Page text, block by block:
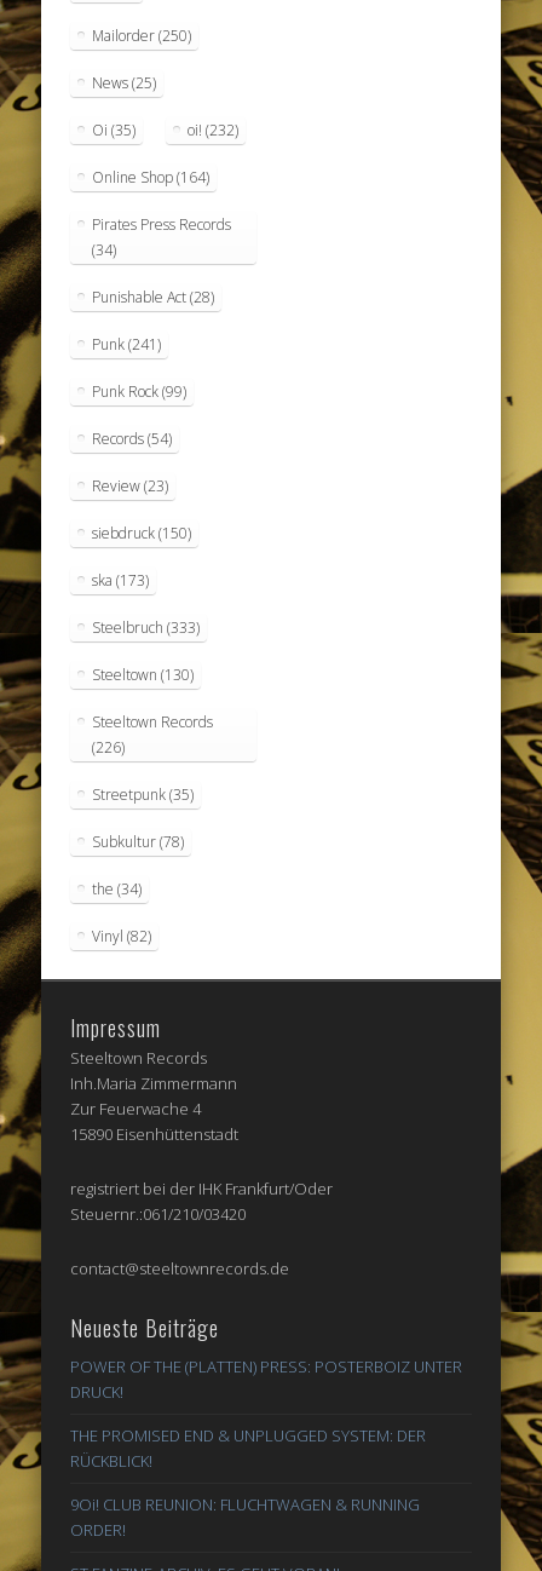
Mailorder(250)
News(25)
Oi (35) oi! (232)
Online Shop(164)
Pirates Press Records
(34)
Punishable Act(28)
Punk(241)
Punk Rock(99)
Records(54)
Review(23)
siebdruck(150)
ska (173)
Steelbruch (333)
Steeltown (130)
Steeltown Records
(226)
Streetpunk(35)
Subkultur(78)
the (34)
Vinyl (82)
Impressum
Steeltown Records
Inh.Maria Zimmermann
Zur Feuerwache 4
15890 Eisenhüttenstadt
registriert bei der IHK Frankfurt/Oder
Steuernr.:061/210/03420
contact@steeltownrecords.de
Neueste Beiträge
POWER OF THE (PLATTEN) PRESS: POSTERBOIZ UNTER
DRUCK!
THE PROMISED END & UNPLUGGED SYSTEM: DER
RÜCKBLICK!
9Oi! CLUB REUNION: FLUCHTWAGEN & RUNNING
ORDER!